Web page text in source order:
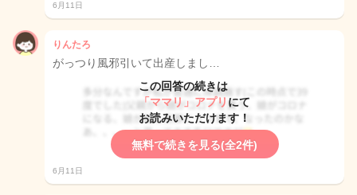
6月11日
りんたろ
がっつり風邪引いて出産しまし…
この回答の続きは
「ママリ」アプリ にて
お読みいただけます！
無料で続きを見る(全2件)
6月11日